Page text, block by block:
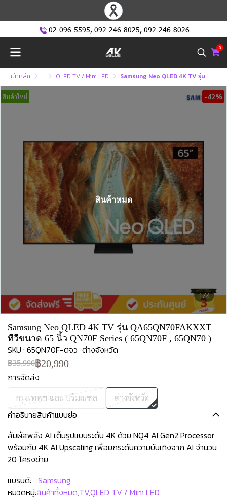
02-096-5595, 092-246-8025, 092-246-8026
0
หน้าหลัก ... QLED TV / Mini LED Samsung Neo QLED 4K TV รุ่น QA65QN70FAKXXT ทีวีขนาด 65 นิ้ว QN70F Series ( 65QN70F , 65QN70 )
1/4
สินค้าใหม่ -42%
สินค้าหมด
Samsung Neo QLED 4K TV รุ่น QA65QN70FAKXXT
ทีวีขนาด 65 นิ้ว QN70F Series ( 65QN70F , 65QN70 )
SKU : 65QN70F-ตจว ต่างจังหวัด
฿35,990฿20,990
การจัดส่ง
กรุงเทพฯ และ ปริมณฑล ต่างจังหวัด
คำอธิบายสินค้าแบบย่อ
สัมผัสพลัง AI เต็มรูปแบบระดับ 4K ด้วย NQ4 AI Gen2 Processor
พร้อมกับ 4K AI Upscaling เพื่อยกระดับความบันเทิงจาก AI จำนวน
20 โครงข่าย
แบรนด์: Samsung
หมวดหมู่:สินค้าทั้งหมด,TV,QLED TV / Mini LED